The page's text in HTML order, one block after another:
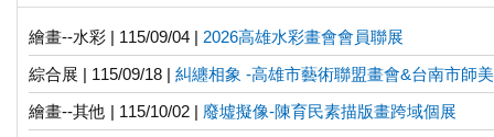
繪畫--水彩 | 115/09/04 | 2026高雄水彩畫會會員聯展
綜合展 | 115/09/18 | 糾纏相象 -高雄市藝術聯盟畫會&台南市師
繪畫--其他 | 115/10/02 | 廢墟擬像-陳育民素描版畫跨域個展